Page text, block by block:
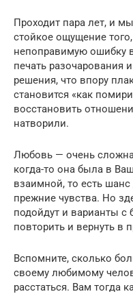
Проходит пара лет, и
стойкое ощущение
непоправимую ошибку
печать разочарования
решения, что впору
становится «как
восстановить
натворили.
Любовь — очень
когда-то она была в
взаимной, то есть
прежние чувства. Но
подойдут и варианты с
повторить и вернуть в
Вспомните, сколько
своему любимому
расстаться. Вам тогда